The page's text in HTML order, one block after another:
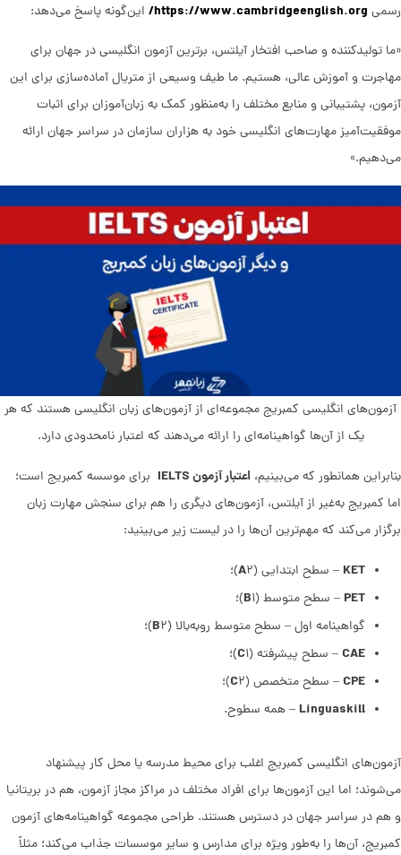
رسمی https://www.cambridgeenglish.org/ این‌گونه پاسخ می‌دهد:
«ما تولیدکننده و صاحب افتخار آیلتس، برترین آزمون انگلیسی در جهان برای
مهاجرت و آموزش عالی، هستیم. ما طیف وسیعی از متریال آماده‌سازی برای این
آزمون، پشتیبانی و منابع مختلف را به‌منظور کمک به زبان‌آموزان برای اثبات
موفقیت‌آمیز مهارت‌های انگلیسی خود به هزاران سازمان در سراسر جهان ارائه
می‌دهیم.»
آزمون‌های انگلیسی کمبریج مجموعه‌ای از آزمون‌های زبان انگلیسی هستند که هر
یک از آن‌ها گواهینامه‌ای را ارائه می‌دهند که اعتبار نامحدودی دارد.
بنابراین همانطور که می‌بینیم، اعتبار آزمون IELTS
برای موسسه کمبریج است؛
اما کمبریج به‌غیر از آیلتس، آزمون‌های دیگری را هم برای سنجش مهارت زبان
برگزار می‌کند که مهم‌ترین آن‌ها را در لیست زیر می‌بینید:
KET– سطح ابتدایی ( A۲)؛
PET– سطح متوسط ( B۱)؛
گواهینامه اول – سطح متوسط روبهبالا ( B۲)؛
CAE– سطح پیشرفته ( C۱)؛
CPE– سطح متخصص ( C۲)؛
Linguaskill– همه سطوح.
آزمون‌های انگلیسی کمبریج اغلب برای محیط مدرسه یا محل کار پیشنهاد
می‌شوند؛ اما این آزمون‌ها برای افراد مختلف در مراکز مجاز آزمون، هم در بریتانیا
و هم در سراسر جهان در دسترس هستند. طراحی مجموعه گواهینامه‌های آزمون
کمبریج، آن‌ها را به‌طور ویژه برای مدارس و سایر موسسات جذاب می‌کند؛ مثلاً